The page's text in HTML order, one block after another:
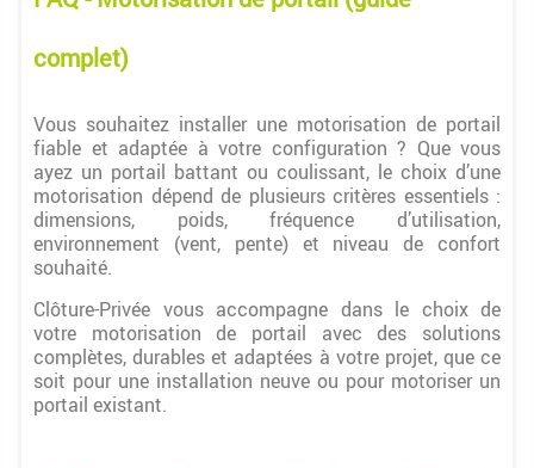
complet)
Vous souhaitez installer une motorisation de portail
fiable et adaptée à votre configuration ? Que vous
ayez un portail battant ou coulissant, le choix d’une
motorisation dépend de plusieurs critères essentiels :
dimensions, poids, fréquence d’utilisation,
environnement (vent, pente) et niveau de confort
souhaité.
Clôture-Privée vous accompagne dans le choix de
votre motorisation de portail avec des solutions
complètes, durables et adaptées à votre projet, que ce
soit pour une installation neuve ou pour motoriser un
portail existant.